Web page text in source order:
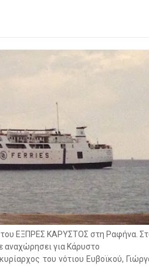
ΕΞΠΡΕΣ ΚΑΡΥΣΤΟΣ στη Ραφήνα.
αναχώρησει για Κάρυστο
του νότιου Ευβοϊκού,